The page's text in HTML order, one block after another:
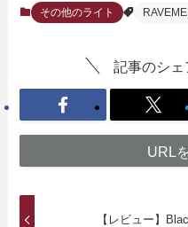
その他のライト
記事のシェ
URL
【レビュー】